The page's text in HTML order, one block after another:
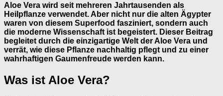
Aloe Vera wird seit mehreren Jahrtausenden als
Heilpflanze verwendet. Aber nicht nur die alten Ägypter
waren von diesem Superfood fasziniert, sondern auch
die moderne Wissenschaft ist begeistert. Dieser Beitrag
begleitet durch die einzigartige Welt der Aloe Vera und
verrät, wie diese Pflanze nachhaltig pflegt und zu einer
wahrhaftigen Gaumenfreude werden kann.
Was ist Aloe Vera?